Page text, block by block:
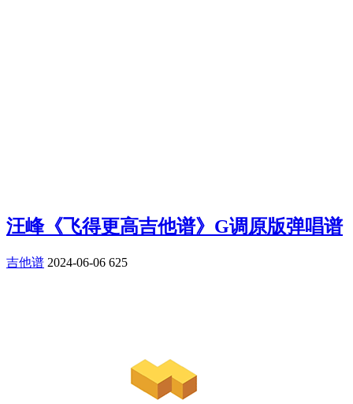
汪峰《飞得更高吉他谱》G调原版弹唱谱
吉他谱 2024-06-06 625